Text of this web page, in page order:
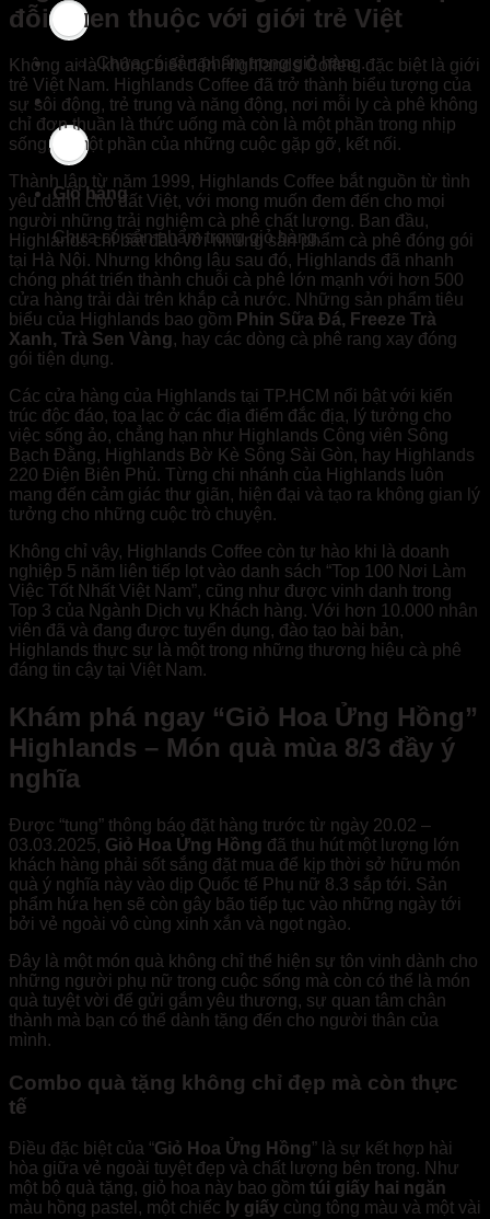
Chưa có sản phẩm trong giỏ hàng.
Giỏ hàng
Chưa có sản phẩm trong giỏ hàng.
đỗi quen thuộc với giới trẻ Việt
Không ai là không biết đến Highlands Coffee, đặc biệt là giới
trẻ Việt Nam. Highlands Coffee đã trở thành biểu tượng của
sự sôi động, trẻ trung và năng động, nơi mỗi ly cà phê không
chỉ đơn thuần là thức uống mà còn là một phần trong nhịp
sống, là một phần của những cuộc gặp gỡ, kết nối.
Thành lập từ năm 1999, Highlands Coffee bắt nguồn từ tình
yêu dành cho đất Việt, với mong muốn đem đến cho mọi
người những trải nghiệm cà phê chất lượng. Ban đầu,
Highlands chỉ bắt đầu với những sản phẩm cà phê đóng gói
tại Hà Nội. Nhưng không lâu sau đó, Highlands đã nhanh
chóng phát triển thành chuỗi cà phê lớn mạnh với hơn 500
cửa hàng trải dài trên khắp cả nước. Những sản phẩm tiêu
biểu của Highlands bao gồm Phin Sữa Đá, Freeze Trà
Xanh, Trà Sen Vàng, hay các dòng cà phê rang xay đóng
gói tiện dụng.
Các cửa hàng của Highlands tại TP.HCM nổi bật với kiến
trúc độc đáo, tọa lạc ở các địa điểm đắc địa, lý tưởng cho
việc sống ảo, chẳng hạn như Highlands Công viên Sông
Bạch Đằng, Highlands Bờ Kè Sông Sài Gòn, hay Highlands
220 Điện Biên Phủ. Từng chi nhánh của Highlands luôn
mang đến cảm giác thư giãn, hiện đại và tạo ra không gian lý
tưởng cho những cuộc trò chuyện.
Không chỉ vậy, Highlands Coffee còn tự hào khi là doanh
nghiệp 5 năm liên tiếp lọt vào danh sách “Top 100 Nơi Làm
Việc Tốt Nhất Việt Nam”, cũng như được vinh danh trong
Top 3 của Ngành Dịch vụ Khách hàng. Với hơn 10.000 nhân
viên đã và đang được tuyển dụng, đào tạo bài bản,
Highlands thực sự là một trong những thương hiệu cà phê
đáng tin cậy tại Việt Nam.
Khám phá ngay “Giỏ Hoa Ửng Hồng”
Highlands – Món quà mùa 8/3 đầy ý
nghĩa
Được “tung” thông báo đặt hàng trước từ ngày 20.02 –
03.03.2025, Giỏ Hoa Ửng Hồng đã thu hút một lượng lớn
khách hàng phải sốt sắng đặt mua để kịp thời sở hữu món
quà ý nghĩa này vào dịp Quốc tế Phụ nữ 8.3 sắp tới. Sản
phẩm hứa hẹn sẽ còn gây bão tiếp tục vào những ngày tới
bởi vẻ ngoài vô cùng xinh xắn và ngọt ngào.
Đây là một món quà không chỉ thể hiện sự tôn vinh dành cho
những người phụ nữ trong cuộc sống mà còn có thể là món
quà tuyệt vời để gửi gắm yêu thương, sự quan tâm chân
thành mà bạn có thể dành tặng đến cho người thân của
mình.
Combo quà tặng không chỉ đẹp mà còn thực
tế
Điều đặc biệt của “Giỏ Hoa Ửng Hồng” là sự kết hợp hài
hòa giữa vẻ ngoài tuyệt đẹp và chất lượng bên trong. Như
một bộ quà tặng, giỏ hoa này bao gồm túi giấy hai ngăn
màu hồng pastel, một chiếc ly giấy cùng tông màu và một vài